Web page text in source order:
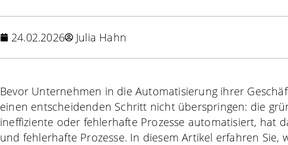
24.02.2026 Julia Hahn
Bevor Unternehmen in die Automatisierung ihrer
einen entscheidenden Schritt nicht überspringen: die
ineffiziente oder fehlerhafte Prozesse automatisiert, hat
und fehlerhafte Prozesse. In diesem Artikel erfahren Sie,